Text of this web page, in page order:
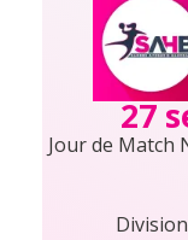
27
Jour de Match